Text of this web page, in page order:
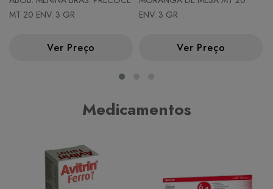
MT 20 ENV. 3 GR
Ver Preço
ENV. 3 GR
Ver Preço
Medicamentos